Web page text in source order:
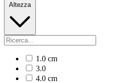
Altezza
1.0 cm
3.0
4.0 cm